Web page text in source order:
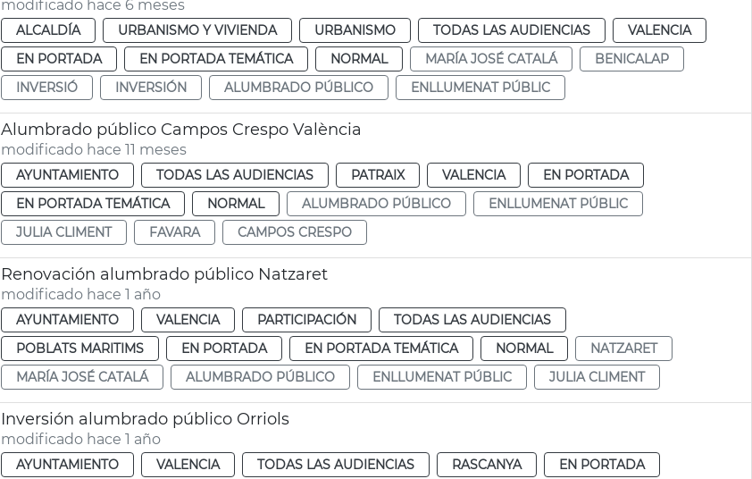
modificado hace 6 meses
ALCALDÍA URBANISMO Y VIVIENDA URBANISMO TODAS LAS AUDIENCIAS
VALENCIA
EN PORTADA
EN PORTADA TEMÁTICA NORMAL MARÍA JOSÉ CATALÁ
BENICALAP
INVERSIÓ
INVERSIÓN ALUMBRADO PÚBLICO ENLLUMENAT PÚBLIC
Alumbrado público Campos Crespo València
modificado hace 11 meses
AYUNTAMIENTO TODAS LAS AUDIENCIAS PATRAIX VALENCIA
EN PORTADA
EN PORTADA TEMÁTICA
NORMAL ALUMBRADO PÚBLICO
ENLLUMENAT PÚBLIC
JULIA CLIMENT
FAVARA CAMPOS CRESPO
Renovación alumbrado público Natzaret
modificado hace 1 año
AYUNTAMIENTO VALENCIA PARTICIPACIÓN
TODAS LAS AUDIENCIAS
POBLATS MARITIMS
EN PORTADA EN PORTADA TEMÁTICA NORMAL
NATZARET
MARÍA JOSÉ CATALÁ
ALUMBRADO PÚBLICO ENLLUMENAT PÚBLIC JULIA CLIMENT
Inversión alumbrado público Orriols
modificado hace 1 año
AYUNTAMIENTO VALENCIA TODAS LAS AUDIENCIAS RASCANYA
EN PORTADA